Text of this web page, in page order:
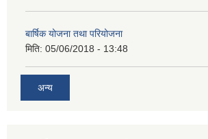
बार्षिक योजना तथा परियोजना
मिति: 05/06/2018 - 13:48
अन्य